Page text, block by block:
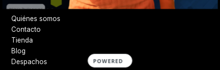
DESTACADOS
Quiénes somos
Contacto
Tienda
Blog
Despachos
POWERED